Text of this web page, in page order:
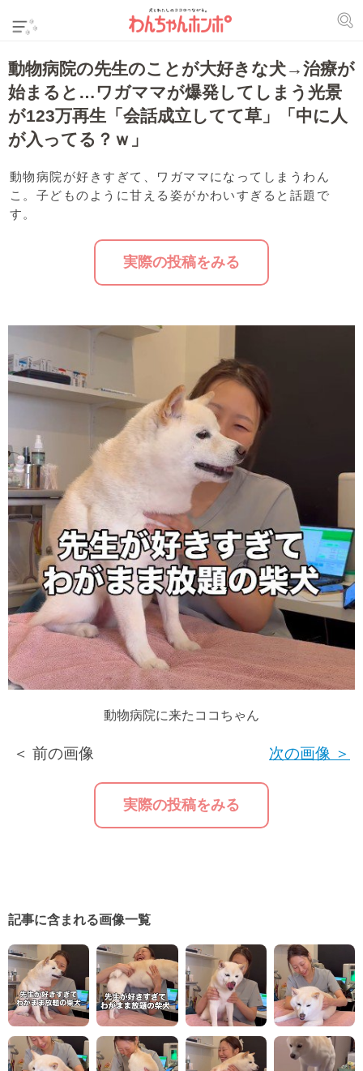
動物病院の先生のことが大好きな犬→治療が
始まると…ワガママが爆発してしまう光景
が123万再生「会話成立してて草」「中に人
が入ってる？ｗ」
動物病院が好きすぎて、ワガママになってしまうわん
こ。子どものように甘える姿がかわいすぎると話題で
す。
実際の投稿をみる
動物病院に来たココちゃん
＜ 前の画像
実際の投稿をみる
次の画像 ＞
記事に含まれる画像一覧